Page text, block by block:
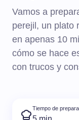
Vamos a
perejil, un plato
en apenas 10
cómo se hace
con trucos y
Tiempo de